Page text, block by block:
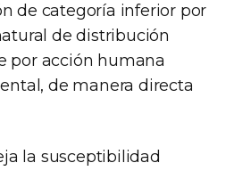
de categoría inferior por
de distribución
por acción humana
de manera directa
la susceptibilidad